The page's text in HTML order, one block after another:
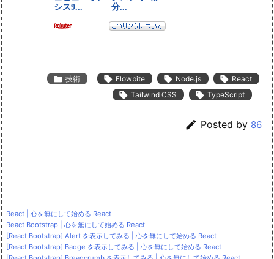
 技術  Flowbite  Node.js  React
 Tailwind CSS  TypeScript
 Posted by 86
React | 心を無にして始める React
React Bootstrap | 心を無にして始める React
[React Bootstrap] Alert を表示してみる | 心を無にして始める React
[React Bootstrap] Badge を表示してみる | 心を無にして始める React